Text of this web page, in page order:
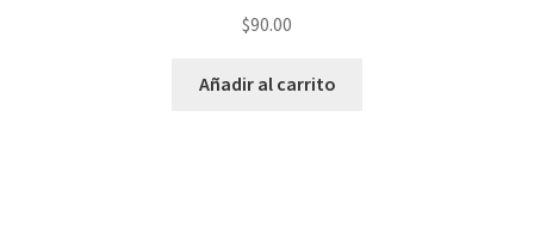
$90.00
Añadir al carrito